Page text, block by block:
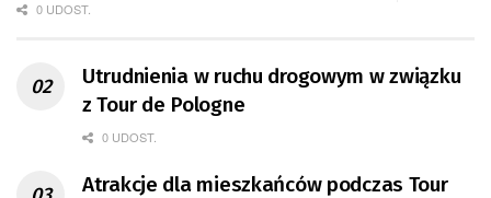
0 UDOST.
Utrudnienia w ruchu drogowym w związku
z Tour de Pologne
0 UDOST.
Atrakcje dla mieszkańców podczas Tour